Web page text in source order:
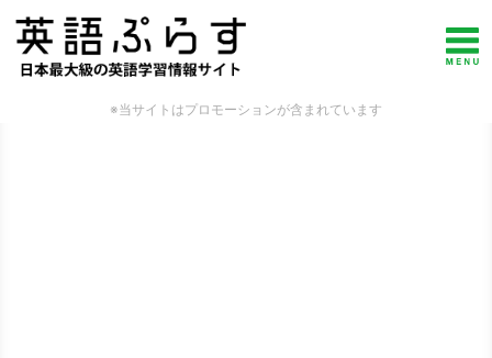
※当サイトはプロモーションが含まれています